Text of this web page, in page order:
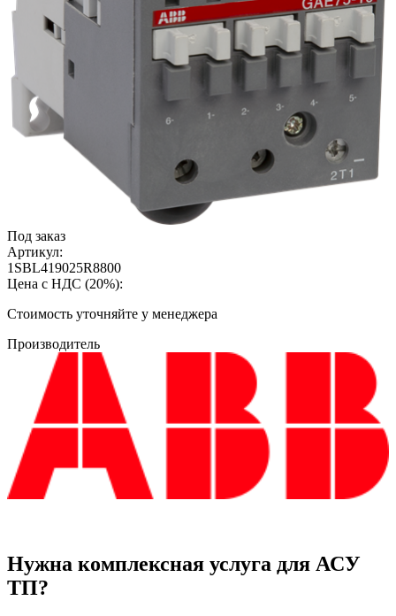
Под заказ
Артикул:
1SBL419025R8800
Цена с НДС (20%):
Cтоимость уточняйте у менеджера
Производитель
Нужна комплексная услуга для АСУ
ТП?